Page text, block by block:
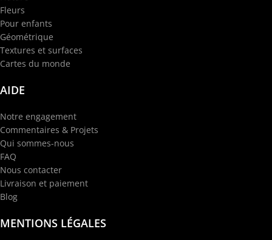
Fleurs
Pour enfants
Géométrique
Textures et surfaces
Cartes du monde
AIDE
Notre engagement
Commentaires & Projets
Qui sommes-nous
FAQ
Nous contacter
Livraison et paiement
Blog
MENTIONS LÉGALES